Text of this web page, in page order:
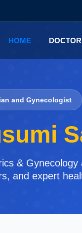
HOME DOCTOR
and Gynecologist
&
and expert